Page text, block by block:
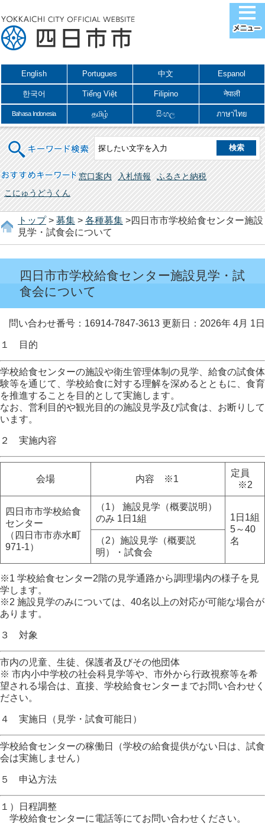
English Portugues 中文 Espanol
한국어 Tiếng Việt Filipino नेपाली
Bahasa Indonesia தமிழ் සිංහල ภาษาไทย
キーワード検索
おすすめキーワード 窓口案内 入札情報
ふるさと納税
こにゅうどうくん
トップ> 募集 > 各種募集 >四日市市学校給食センター施設
見学・試食会について
四日市市学校給食センター施設見学・試
食会について
問い合わせ番号：16914-7847-3613 更新日：2026年 4月 1日
１ 目的
学校給食センターの施設や衛生管理体制の見学、給食の試食体
験等を通じて、学校給食に対する理解を深めるとともに、食育
を推進することを目的として実施します。
なお、営利目的や観光目的の施設見学及び試食は、お断りして
います。
２ 実施内容
会場 内容 ※1
定員
※2
四日市市学校給食
センター
（四日市市赤水町
971-1）
（1） 施設見学（概要説明）
のみ 1日1組
1日1組
5～40
名
（2）施設見学（概要説
明）・試食会
※1 学校給食センター2階の見学通路から調理場内の様子を見
学します。
※2 施設見学のみについては、40名以上の対応が可能な場合が
あります。
３ 対象
市内の児童、生徒、保護者及びその他団体
※ 市内小中学校の社会科見学等や、市外から行政視察等を希
望される場合は、直接、学校給食センターまでお問い合わせく
ださい。
４ 実施日（見学・試食可能日）
学校給食センターの稼働日（学校の給食提供がない日は、試食
会は実施しません）
５ 申込方法
１）日程調整
学校給食センターに電話等にてお問い合わせください。